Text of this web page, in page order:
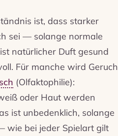
ist, dass starker
sei — solange normale
natürlicher Duft gesund
Für manche wird Geruch
(Olfaktophilie):
oder Haut werden
ist unbedenklich, solange
wie bei jeder Spielart gilt